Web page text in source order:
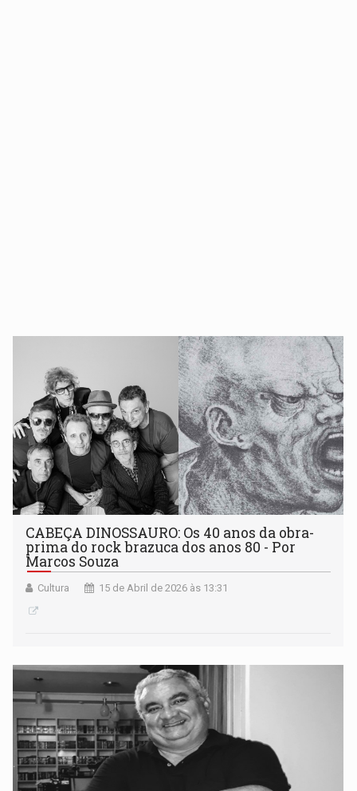
CABEÇA DINOSSAURO: Os 40 anos da obra-
prima do rock brazuca dos anos 80 - Por
Marcos Souza
Cultura 15 de Abril de 2026 às 13:31